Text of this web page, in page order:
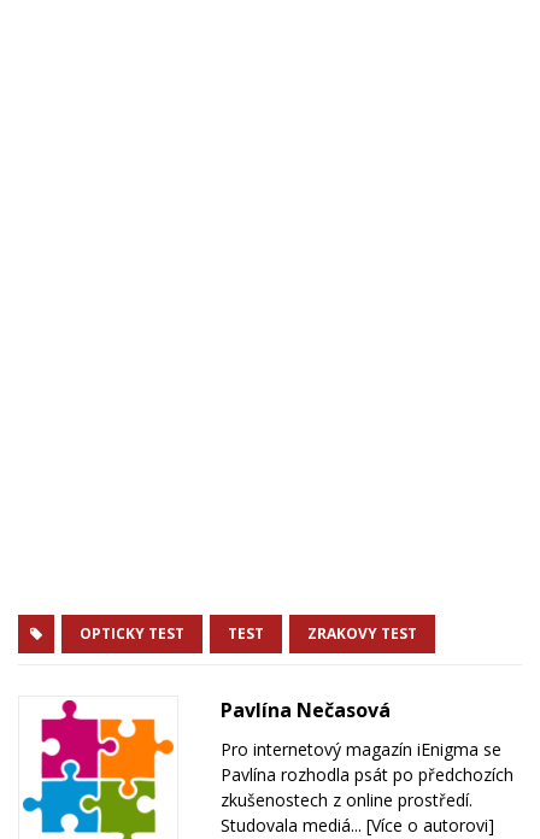
OPTICKY TEST TEST ZRAKOVY TEST
Pavlína Nečasová
Pro internetový magazín iEnigma se
Pavlína rozhodla psát po předchozích
zkušenostech z online prostředí.
Studovala mediá... [Více o autorovi]